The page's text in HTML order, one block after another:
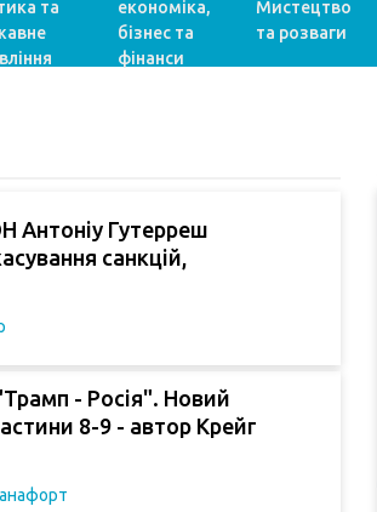
та
економіка,
бізнес та
фінанси
Мистецтво
та розваги
Антоніу Гутерреш
санкцій,
- Росія". Новий
8-9 - автор Крейг